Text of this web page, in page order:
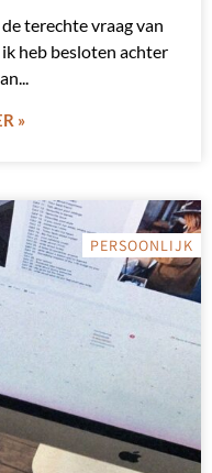
de terechte vraag van
heb besloten achter
»
PERSOONLIJK